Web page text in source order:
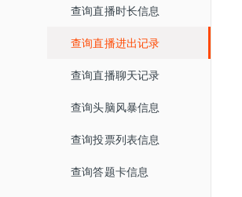
结束直播
查询直播间列表
切换合流布局
查询直播间人员列表
查询直播状态
关联文档
取消文档关联
设置预习课件
查询文档下载地址
文档名称重命名
查询文档详情
删除直播间关联视频
设置暖场视频
取消暖场视频设置
查询直播间关联视频列表
查询直播时长信息
查询直播进出记录
查询直播聊天记录
查询头脑风暴信息
查询投票列表信息
查询答题卡信息